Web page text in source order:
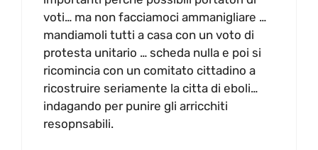
voti… ma non facciamoci ammanigliare …
mandiamoli tutti a casa con un voto di
protesta unitario … scheda nulla e poi si
ricomincia con un comitato cittadino a
ricostruire seriamente la citta di eboli…
indagando per punire gli arricchiti
resopnsabili.